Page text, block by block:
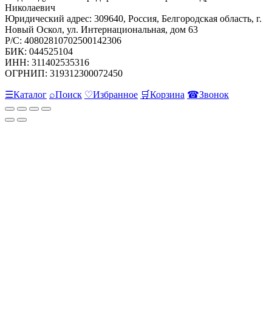
Николаевич
Юридический адрес: 309640, Россия, Белгородская область, г.
Новый Оскол, ул. Интернациональная, дом 63
Р/С: 40802810702500142306
БИК: 044525104
ИНН: 311402535316
ОГРНИП: 319312300072450
☰Каталог ⌕Поиск ♡Избранное 🛒Корзина ☎Звонок